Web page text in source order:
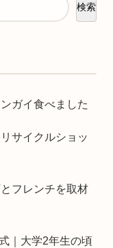
検索
ガイ食べました
サイクルショッ
フレンチを取材
｜大学2年生の頃